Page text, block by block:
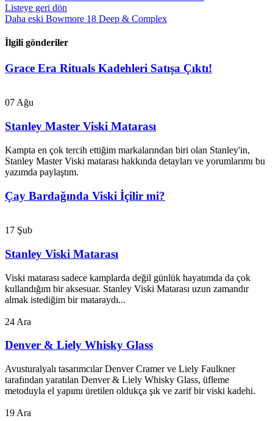
Listeye geri dön
Daha eski Bowmore 18 Deep & Complex
İlgili gönderiler
Grace Era Rituals Kadehleri Satışa Çıktı!
07 Ağu
Stanley Master Viski Matarası
Kampta en çok tercih ettiğim markalarından biri olan Stanley'in,
Stanley Master Viski matarası hakkında detayları ve yorumlarımı bu
yazımda paylaştım.
Çay Bardağında Viski İçilir mi?
17 Şub
Stanley Viski Matarası
Viski matarası sadece kamplarda değil günlük hayatımda da çok
kullandığım bir aksesuar. Stanley Viski Matarası uzun zamandır
almak istediğim bir mataraydı...
24 Ara
Denver & Liely Whisky Glass
Avusturalyalı tasarımcılar Denver Cramer ve Liely Faulkner
tarafından yaratılan Denver & Liely Whisky Glass, üfleme
metoduyla el yapımı üretilen oldukça şık ve zarif bir viski kadehi.
19 Ara